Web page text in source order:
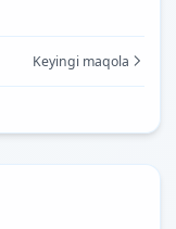
Keyingi maqola